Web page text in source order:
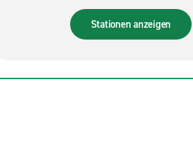
Stationen anzeigen